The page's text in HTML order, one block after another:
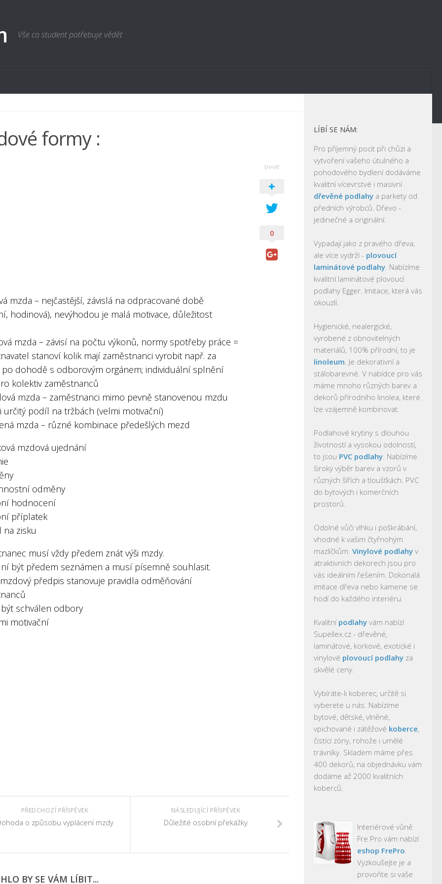
Vše co student potřebuje vědět
formy :
mzda – nejčastější, závislá na odpracované době
hodinová), nevýhodou je malá motivace, důležitost
mzda – závisí na počtu výkonů, normy spotřeby práce =
stanoví kolik mají zaměstnanci vyrobit např. za
dohodě s odborovým orgánem; individuální splnění
kolektiv zaměstnanců
mzda – zaměstnanci mimo pevně stanovenou mzdu
určitý podíl na tržbách (velmi motivační)
mzda – různé kombinace předešlých mezd
mzdová ujednání
odměny
hodnocení
příplatek
na zisku
musí vždy předem znát výši mzdy.
být předem seznámen a musí písemně souhlasit.
předpis stanovuje pravidla odměňování
schválen odbory
motivační
SHARE
0
NÁSLEDUJÍCÍ PŘÍSPĚVEK
Důležité osobní překážky
PŘEDCHOZÍ PŘÍSPĚVEK
o způsobu vyplácení mzdy
BY SE VÁM LÍBIT...
LÍBÍ SE NÁM:
Pro příjemný pocit při chůzi a
vytvoření vašeho útulného a
pohodového bydlení dodáváme
kvalitní vícevrstvé i masivní
dřevěné podlahy a parkety od
předních výrobců. Dřevo -
jedinečné a originální.
Vypadají jako z pravého dřeva,
ale více vydrží - plovoucí
laminátové podlahy. Nabízíme
kvalitní laminátové plovoucí
podlahy Egger. Imitace, která vás
okouzlí.
Hygienické, nealergické,
vyrobené z obnovitelných
materiálů, 100% přírodní, to je
linoleum. Je dekorativní a
stálobarevné. V nabídce pro vás
máme mnoho různých barev a
dekorů přírodního linolea, které
lze vzájemně kombinovat.
Podlahové krytiny s dlouhou
životností a vysokou odolností,
to jsou PVC podlahy. Nabízíme
široký výběr barev a vzorů v
různých šířích a tloušťkách. PVC
do bytových i komerčních
prostorů.
Odolné vůči vlhku i poškrábání,
vhodné k vašim čtyřnohým
mazlíčkům. Vinylové podlahy v
atraktivních dekorech jsou pro
vás ideálním řešením. Dokonalá
imitace dřeva nebo kamene se
hodí do každého interiéru.
Kvalitní podlahy vám nabízí
Supellex.cz - dřevěné,
laminátové, korkové, exotické i
vinylové plovoucí podlahy za
skvělé ceny.
Vybíráte-li koberec, určitě si
vyberete u nás. Nabízíme
bytové, dětské, vlněné,
vpichované i zátěžové koberce,
čistící zóny, rohože i umělé
trávníky. Skladem máme přes
400 dekorů, na objednávku vám
dodáme až 2000 kvalitních
koberců.
Interiérové vůně
Fre Pro vám nabízí
eshop FrePro.
Vyzkoušejte je a
provoňte si vaše